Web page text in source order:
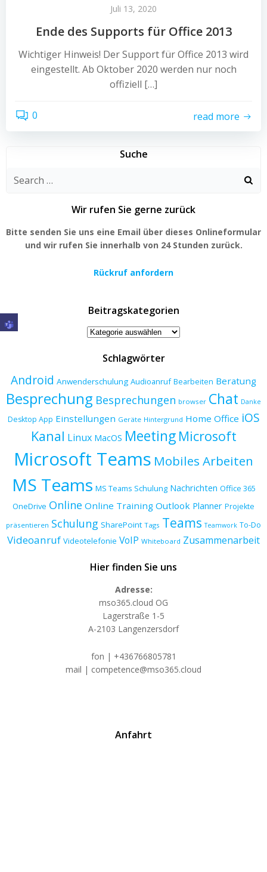
Juli 13, 2020
Ende des Supports für Office 2013
Wichtiger Hinweis! Der Support für Office 2013 wird
eingestellt. Ab Oktober 2020 werden nur noch
offiziell […]
0 read more
Suche
Search
Wir rufen Sie gerne zurück
Bitte senden Sie uns eine Email über dieses Onlineformular
und wir rufen Sie innerhalb von 24 Stunden zurück.
Rückruf anfordern
Beitragskategorien
Beitragskategorien
Schlagwörter
Android Anwenderschulung Audioanruf Bearbeiten Beratung
Besprechung Besprechungen browser Chat Danke
Desktop App Einstellungen Geräte Hintergrund Home Office iOS
Kanal Linux MacOS Meeting Microsoft
Microsoft Teams Mobiles Arbeiten
MS Teams MS Teams Schulung Nachrichten Office 365
OneDrive Online Online Training Outlook Planner Projekte
präsentieren Schulung SharePoint Tags Teams Teamwork To-Do
Videoanruf Videotelefonie VoIP Whiteboard Zusammenarbeit
Hier finden Sie uns
Adresse:
mso365.cloud OG
Lagerstraße 1-5
A-2103 Langenzersdorf
fon | +436766805781
mail | competence@mso365.cloud
Anfahrt